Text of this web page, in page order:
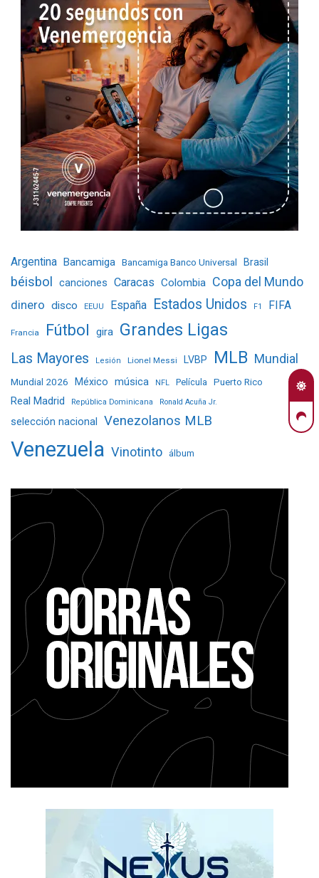
Argentina Bancamiga Bancamiga Banco Universal Brasil
béisbol canciones Caracas Colombia Copa del Mundo
dinero disco EEUU España Estados Unidos F1 FIFA
Francia Fútbol gira Grandes Ligas
Las Mayores Lesión Lionel Messi LVBP MLB Mundial
Mundial 2026 México música NFL Película Puerto Rico
Real Madrid República Dominicana Ronald Acuña Jr.
selección nacional Venezolanos MLB
Venezuela Vinotinto álbum